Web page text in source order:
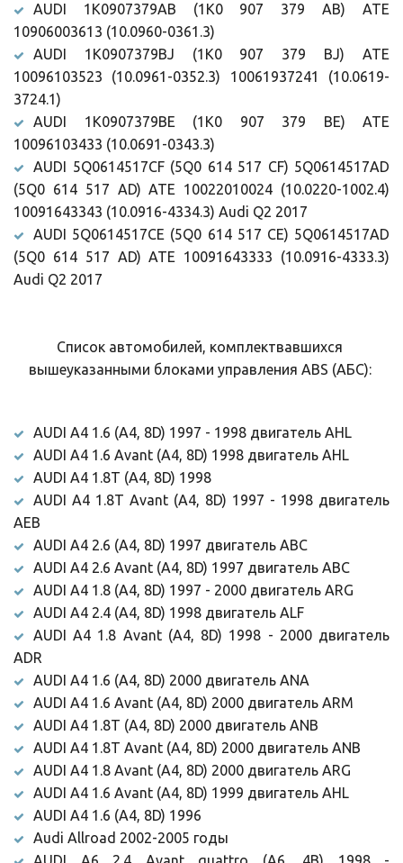
AUDI 1K0907379AB (1K0 907 379 AB) ATE
10906003613 (10.0960-0361.3)
AUDI 1K0907379BJ (1K0 907 379 BJ) ATE
10096103523 (10.0961-0352.3) 10061937241 (10.0619-
3724.1)
AUDI 1K0907379BE (1K0 907 379 BE) ATE
10096103433 (10.0691-0343.3)
AUDI 5Q0614517CF (5Q0 614 517 CF) 5Q0614517AD
(5Q0 614 517 AD) ATE 10022010024 (10.0220-1002.4)
10091643343 (10.0916-4334.3) Audi Q2 2017
AUDI 5Q0614517CE (5Q0 614 517 CE) 5Q0614517AD
(5Q0 614 517 AD) ATE 10091643333 (10.0916-4333.3)
Audi Q2 2017
Список автомобилей, комплектвавшихся
вышеуказанными блоками управления ABS (АБС):
AUDI A4 1.6 (A4, 8D) 1997 - 1998 двигатель AHL
AUDI A4 1.6 Avant (A4, 8D) 1998 двигатель AHL
AUDI A4 1.8T (A4, 8D) 1998
AUDI A4 1.8T Avant (A4, 8D) 1997 - 1998 двигатель
AEB
AUDI A4 2.6 (A4, 8D) 1997 двигатель ABC
AUDI A4 2.6 Avant (A4, 8D) 1997 двигатель ABC
AUDI A4 1.8 (A4, 8D) 1997 - 2000 двигатель ARG
AUDI A4 2.4 (A4, 8D) 1998 двигатель ALF
AUDI A4 1.8 Avant (A4, 8D) 1998 - 2000 двигатель
ADR
AUDI A4 1.6 (A4, 8D) 2000 двигатель ANA
AUDI A4 1.6 Avant (A4, 8D) 2000 двигатель ARM
AUDI A4 1.8T (A4, 8D) 2000 двигатель ANB
AUDI A4 1.8T Avant (A4, 8D) 2000 двигатель ANB
AUDI A4 1.8 Avant (A4, 8D) 2000 двигатель ARG
AUDI A4 1.6 Avant (A4, 8D) 1999 двигатель AHL
AUDI A4 1.6 (A4, 8D) 1996
Audi Allroad 2002-2005 годы